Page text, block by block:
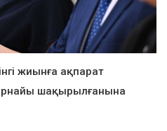
жиынға ақпарат
шақырылғанына